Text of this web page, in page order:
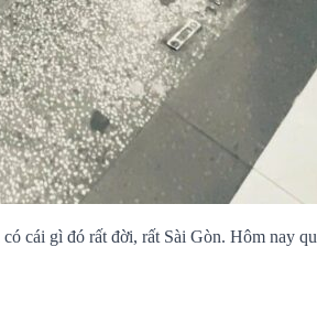
cái gì đó rất đời, rất Sài Gòn. Hôm nay